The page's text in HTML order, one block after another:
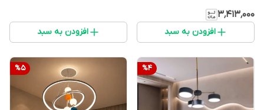
۳٬۴۱۳٬۰۰۰
افزودن به سبد افزودن به سبد
%4
%5